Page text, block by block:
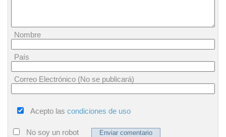
Nombre
País
Correo Electrónico (No se publicará)
Acepto las condiciones de uso
No soy un robot